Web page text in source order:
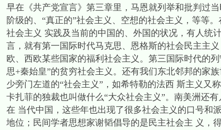
早在《共产党宣言》第三章里，马恩就列举和批判过
阶级的、“真正的”社会主义、空想的社会主义，等等
社会主义 实践及当前的中国的、外国的状况，有人统
言，就有第一国际时代马克思、恩格斯的社会民主主
欧、西欧某些国家的福利社会主义。第三国际时代的
思+秦始皇”的贫穷社会主义。还有我们东北邻邦的家
少旁门左道的“社会主义”，如希特勒的法西 斯主义又
卡扎菲的独裁也叫做什么“大众社会主义”。南美洲还
在 当代中国，这些年也出现了很多社会主义的口号和
地位；民间学者思想家谢韬倡导的是民主社会主 义，